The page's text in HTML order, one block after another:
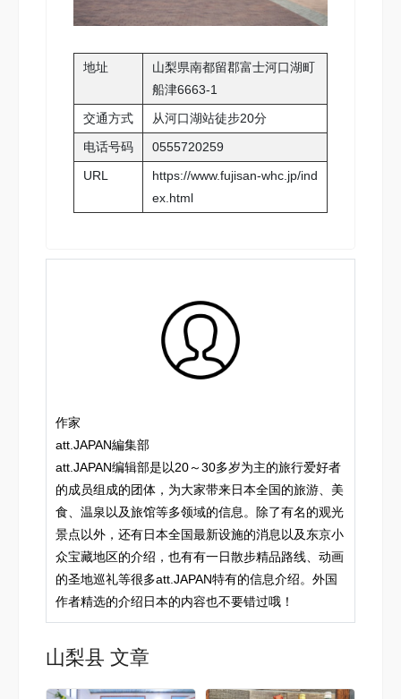
地址
山梨県南都留郡富士河口湖町
船津6663-1
交通方式
从河口湖站徒步20分
电话号码
0555720259
URL
https://www.fujisan-whc.jp/ind
ex.html
作家
att.JAPAN編集部
att.JAPAN编辑部是以20～30多岁为主的旅行爱好者
的成员组成的团体，为大家带来日本全国的旅游、美
食、温泉以及旅馆等多领域的信息。除了有名的观光
景点以外，还有日本全国最新设施的消息以及东京小
众宝藏地区的介绍，也有有一日散步精品路线、动画
的圣地巡礼等很多att.JAPAN特有的信息介绍。外国
作者精选的介绍日本的内容也不要错过哦！
山梨县 文章